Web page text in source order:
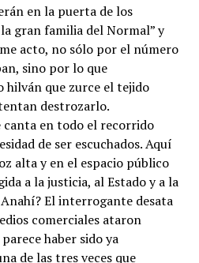
en la puerta de los
gran familia del Normal” y
acto, no sólo por el número
sino por lo que
hilván que zurce el tejido
destrozarlo.
canta en todo el recorrido
de ser escuchados. Aquí
alta y en el espacio público
a la justicia, al Estado y a la
El interrogante desata
comerciales ataron
haber sido ya
de las tres veces que